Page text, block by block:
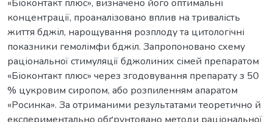
«Біоконтакт плюс», визначено його оптимальні
концентрації, проаналізовано вплив на тривалість
життя бджіл, нарощування розплоду та цитологічні
показники гемолімфи бджіл. Запропоновано схему
раціональної стимуляції бджолиних сімей препаратом
«Біоконтакт плюс» через згодовування препарату з 50
% цукровим сиропом, або розпиленням апаратом
«Росинка». За отриманими результатами теоретично й